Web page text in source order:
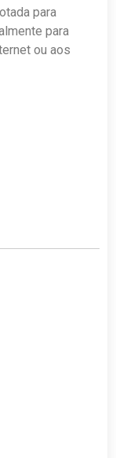
para
para
ou aos